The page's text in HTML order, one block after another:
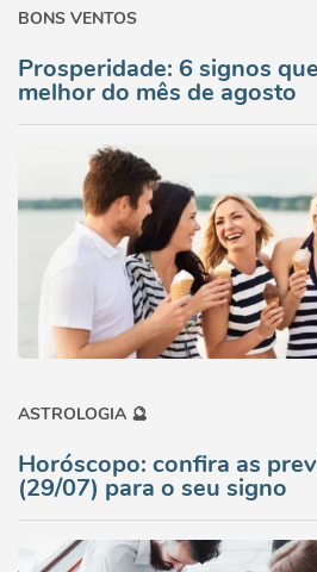
BONS VENTOS
Prosperidade: 6 signos
melhor do mês de agosto
ASTROLOGIA 🔮
Horóscopo: confira as
(29/07) para o seu signo